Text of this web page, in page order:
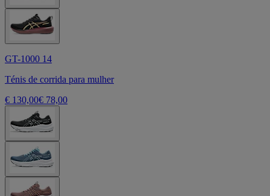
GT-1000 14
Ténis de corrida para mulher
€ 130,00€ 78,00